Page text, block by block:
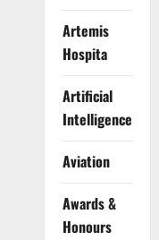
Artemis
Hospita
Artificial
Intelligence
Aviation
Awards &
Honours